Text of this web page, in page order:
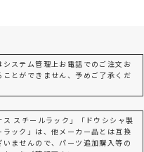
システム管理上お電話でのご注文お
ことができません、予めご了承くだ
ス スチールラック」「ドウシシャ製
ラック」は、他メーカー品とは互換
いませんので、パーツ追加購入等の